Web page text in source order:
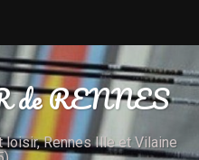
de RENNES
Rennes Ille et Vilaine